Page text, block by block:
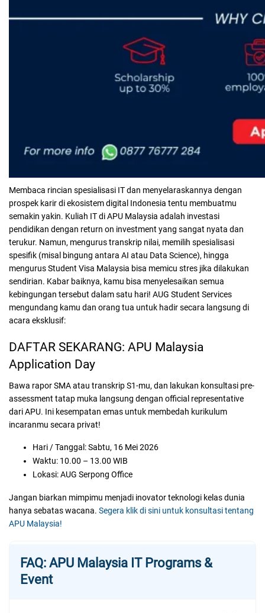
Membaca rincian spesialisasi IT dan menyelaraskannya dengan
prospek karir di ekosistem digital Indonesia tentu membuatmu
semakin yakin. Kuliah IT di APU Malaysia adalah investasi
pendidikan dengan return on investment yang sangat nyata dan
terukur. Namun, mengurus transkrip nilai, memilih spesialisasi
spesifik (misal bingung antara AI atau Data Science), hingga
mengurus Student Visa Malaysia bisa memicu stres jika dilakukan
sendirian. Kabar baiknya, kamu bisa menyelesaikan semua
kebingungan tersebut dalam satu hari! AUG Student Services
mengundang kamu dan orang tua untuk hadir secara langsung di
acara eksklusif:
DAFTAR SEKARANG: APU Malaysia
Application Day
Bawa rapor SMA atau transkrip S1-mu, dan lakukan konsultasi pre-
assessment tatap muka langsung dengan official representative
dari APU. Ini kesempatan emas untuk membedah kurikulum
incaranmu secara privat!
Hari / Tanggal: Sabtu, 16 Mei 2026
Waktu: 10.00 – 13.00 WIB
Lokasi: AUG Serpong Office
Jangan biarkan mimpimu menjadi inovator teknologi kelas dunia
hanya sebatas wacana. Segera klik di sini untuk konsultasi tentang
APU Malaysia!
FAQ: APU Malaysia IT Programs &
Event